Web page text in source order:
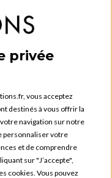
privée
vous acceptez
destinés à vous offrir la
navigation sur notre
personnaliser votre
et de comprendre
sur "J’accepte",
cookies. Vous pouvez